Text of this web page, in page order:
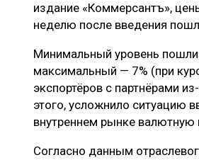
ЦБП
ЭКСПЕРТНОЕ МНЕНИЕ
издание «Коммерсантъ»,
неделю после введения
Минимальный уровень
максимальный — 7% (при
экспортёров с партнёрами
этого, усложнило ситуацию
внутреннем рынке валютную
Согласно данным